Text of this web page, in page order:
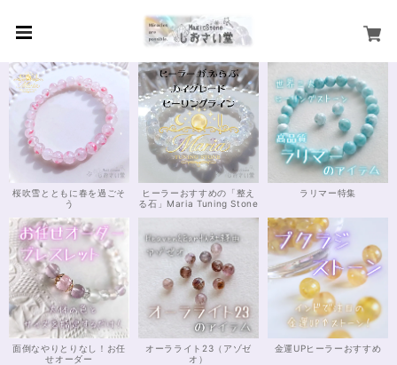
桜吹雪とともに春を過ごそ
う
ヒーラーおすすめの「整え
る石」Maria Tuning Stone
ラリマー特集
面倒なやりとりなし！お任
せオーダー
オーラライト23（アゾゼ
オ）
金運UPヒーラーおすすめ